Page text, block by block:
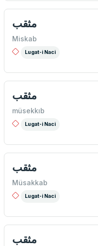
مثقب
Miskab
Lugat-i Naci
مثقب
müsekkıb
Lugat-i Naci
مثقب
Müsakkab
Lugat-i Naci
مثقب